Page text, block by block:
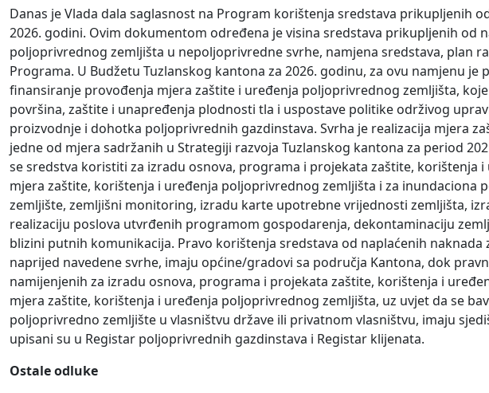
Danas je Vlada dala saglasnost na Program korištenja sredstava prikupljenih
2026. godini. Ovim dokumentom određena je visina sredstava prikupljenih od
poljoprivrednog zemljišta u nepoljoprivredne svrhe, namjena sredstava, plan
Programa. U Budžetu Tuzlanskog kantona za 2026. godinu, za ovu namjenu je
finansiranje provođenja mjera zaštite i uređenja poljoprivrednog zemljišta,
površina, zaštite i unapređenja plodnosti tla i uspostave politike održivog
proizvodnje i dohotka poljoprivrednih gazdinstava. Svrha je realizacija mjera
jedne od mjera sadržanih u Strategiji razvoja Tuzlanskog kantona za period
se sredstva koristiti za izradu osnova, programa i projekata zaštite,
mjera zaštite, korištenja i uređenja poljoprivrednog zemljišta i za inundaciona
zemljište, zemljišni monitoring, izradu karte upotrebne vrijednosti zemljišta,
realizaciju poslova utvrđenih programom gospodarenja, dekontaminaciju
blizini putnih komunikacija. Pravo korištenja sredstava od naplaćenih
naprijed navedene svrhe, imaju općine/gradovi sa područja Kantona, dok
namijenjenih za izradu osnova, programa i projekata zaštite, korištenja i
mjera zaštite, korištenja i uređenja poljoprivrednog zemljišta, uz uvjet da se
poljoprivredno zemljište u vlasništvu države ili privatnom vlasništvu, imaju
upisani su u Registar poljoprivrednih gazdinstava i Registar klijenata.
Ostale odluke